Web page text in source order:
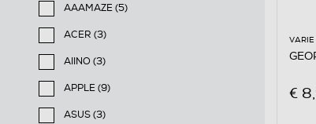
AAAMAZE (5)
Filtra per Marca: AAAMAZE
ACER (3)
Filtra per Marca: ACER
AIINO (3)
Filtra per Marca: AIINO
APPLE (9)
Filtra per Marca: APPLE
ASUS (3)
VARIE
€